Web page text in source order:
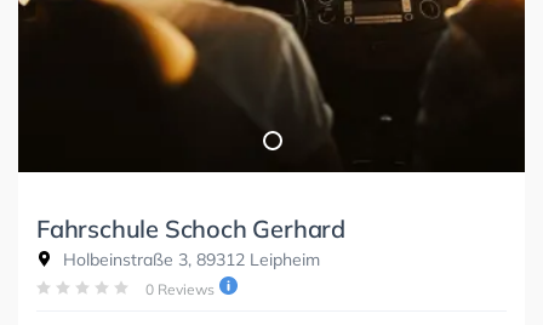
Fahrschule Schoch Gerhard
Holbeinstraße 3, 89312 Leipheim
0 Reviews